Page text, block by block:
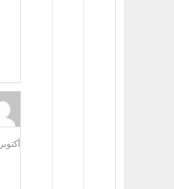
أكتوبر 14, 2019 at 9:22 ص